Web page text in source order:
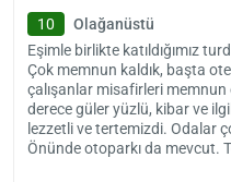
14.00’te yapmanız gerekiyor.
yapılması bekleniyor.
bir tesis olduğunu da belirtelim.
10
Olağanüstü
Eşimle birlikte katıldığımız
Çok memnun kaldık, başta
çalışanlar misafirleri
derece güler yüzlü, kibar ve
lezzetli ve tertemizdi. Odalar
Önünde otoparkı da mevcut.